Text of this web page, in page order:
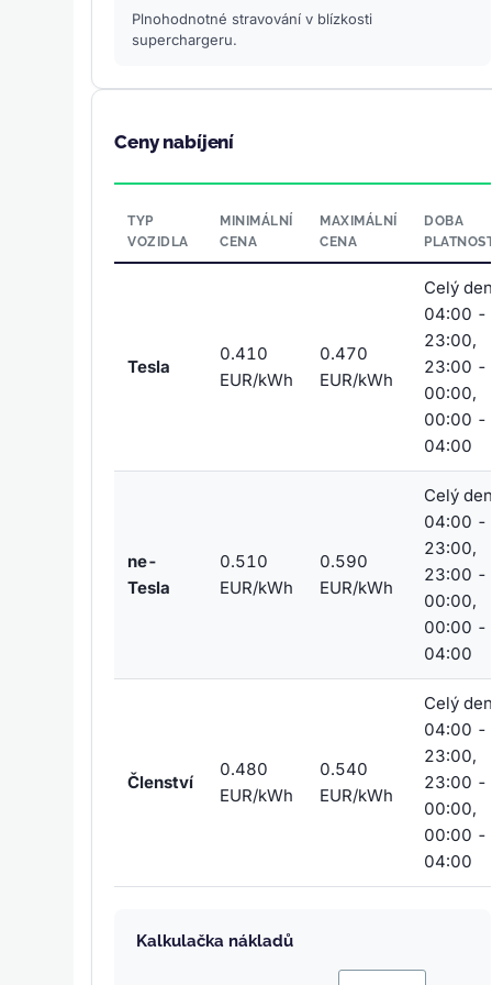
Plnohodnotné stravování v blízkosti
superchargeru.
Ceny nabíjení
TYP
VOZIDLA
MINIMÁLNÍ
CENA
MAXIMÁLNÍ
CENA
DOBA
Tesla
0.410
EUR/kWh
0.470
EUR/kWh
Celý
04:00 -
23:00,
23:00 -
00:00,
00:00 -
04:00
ne-
Tesla
0.510
EUR/kWh
0.590
EUR/kWh
Celý
04:00 -
23:00,
23:00 -
00:00,
00:00 -
04:00
Členství
0.480
EUR/kWh
0.540
EUR/kWh
Celý
04:00 -
23:00,
23:00 -
00:00,
00:00 -
04:00
Kalkulačka nákladů